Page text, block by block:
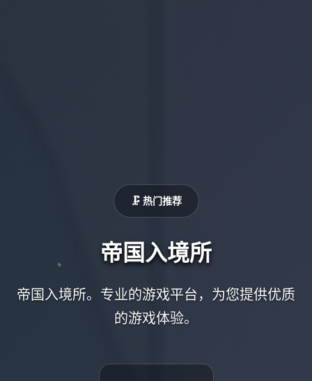
🗜️ 热门推荐
帝国入境所
帝国入境所。专业的游戏平台，为您提供优质
的游戏体验。